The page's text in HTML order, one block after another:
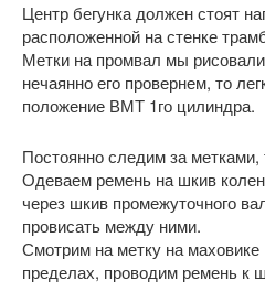
Центр бегунка должен стоят
расположенной на стенке
Метки на промвал мы
нечаянно его провернем, то
положение ВМТ 1го цилиндра.
Постоянно следим за
Одеваем ремень на шкив
через шкив промежуточного
провисать между ними.
Смотрим на метку на маховике
пределах, проводим ремень к